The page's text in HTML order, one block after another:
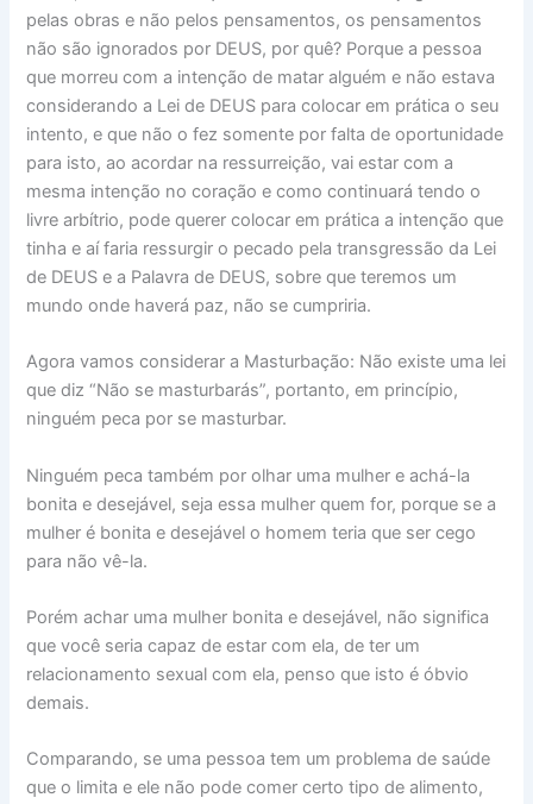
pelas obras e não pelos pensamentos, os pensamentos
não são ignorados por DEUS, por quê? Porque a pessoa
que morreu com a intenção de matar alguém e não estava
considerando a Lei de DEUS para colocar em prática o seu
intento, e que não o fez somente por falta de oportunidade
para isto, ao acordar na ressurreição, vai estar com a
mesma intenção no coração e como continuará tendo o
livre arbítrio, pode querer colocar em prática a intenção que
tinha e aí faria ressurgir o pecado pela transgressão da Lei
de DEUS e a Palavra de DEUS, sobre que teremos um
mundo onde haverá paz, não se cumpriria.
Agora vamos considerar a Masturbação: Não existe uma lei
que diz “Não se masturbarás”, portanto, em princípio,
ninguém peca por se masturbar.
Ninguém peca também por olhar uma mulher e achá-la
bonita e desejável, seja essa mulher quem for, porque se a
mulher é bonita e desejável o homem teria que ser cego
para não vê-la.
Porém achar uma mulher bonita e desejável, não significa
que você seria capaz de estar com ela, de ter um
relacionamento sexual com ela, penso que isto é óbvio
demais.
Comparando, se uma pessoa tem um problema de saúde
que o limita e ele não pode comer certo tipo de alimento,